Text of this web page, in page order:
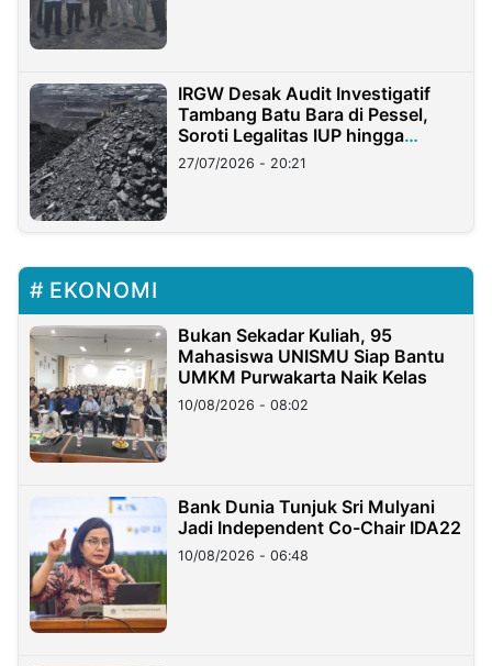
IRGW Desak Audit Investigatif
Tambang Batu Bara di Pessel,
Soroti Legalitas IUP hingga
Stockpile
27/07/2026 - 20:21
EKONOMI
Bukan Sekadar Kuliah, 95
Mahasiswa UNISMU Siap Bantu
UMKM Purwakarta Naik Kelas
10/08/2026 - 08:02
Bank Dunia Tunjuk Sri Mulyani
Jadi Independent Co-Chair IDA22
10/08/2026 - 06:48